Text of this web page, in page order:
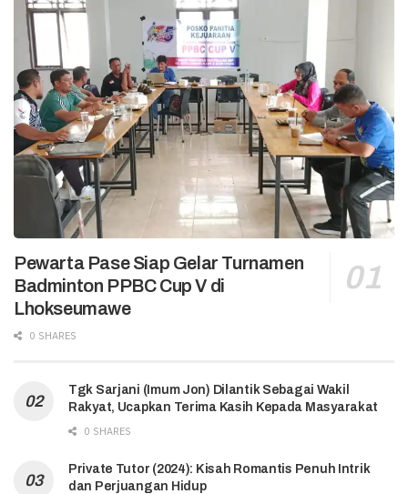
Pewarta Pase Siap Gelar Turnamen
Badminton PPBC Cup V di
Lhokseumawe
0 SHARES
Tgk Sarjani (Imum Jon) Dilantik Sebagai Wakil
Rakyat, Ucapkan Terima Kasih Kepada Masyarakat
0 SHARES
Private Tutor (2024): Kisah Romantis Penuh Intrik
dan Perjuangan Hidup